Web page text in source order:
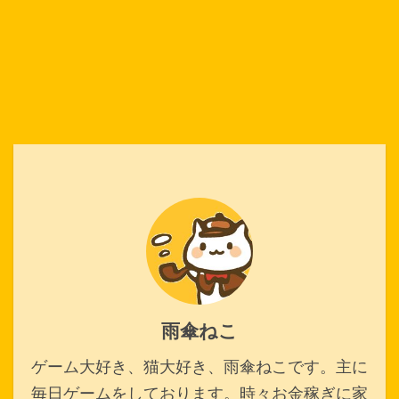
雨傘ねこ
ゲーム大好き、猫大好き、雨傘ねこです。主に
毎日ゲームをしております。時々お金稼ぎに家